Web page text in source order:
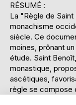
RÉSUMÉ :
La "Règle de
monachisme
siècle. Ce
moines, prônant
étude. Saint
monastique,
ascétiques,
règle se compose